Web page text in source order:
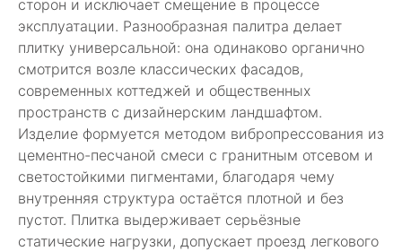
сторон и исключает смещение в процессе
эксплуатации. Разнообразная палитра делает
плитку универсальной: она одинаково органично
смотрится возле классических фасадов,
современных коттеджей и общественных
пространств с дизайнерским ландшафтом.
Изделие формуется методом вибропрессования из
цементно-песчаной смеси с гранитным отсевом и
светостойкими пигментами, благодаря чему
внутренняя структура остаётся плотной и без
пустот. Плитка выдерживает серьёзные
статические нагрузки, допускает проезд легкового